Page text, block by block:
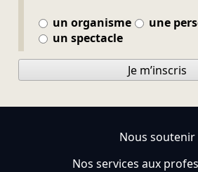
un organisme
une
un spectacle
Je m’inscris
Nous soutenir
Nos services aux